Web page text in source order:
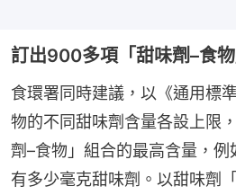
訂出900多項「甜味劑–食
食環署同時建議，以《通用標
物的不同甜味劑含量各設上限
劑–食物」組合的最高含量，
有多少毫克甜味劑。以甜味劑